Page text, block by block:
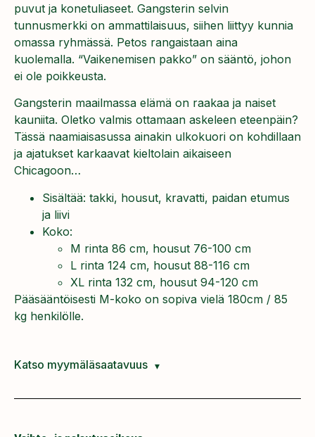
puvut ja konetuliaseet. Gangsterin selvin
tunnusmerkki on ammattilaisuus, siihen liittyy kunnia
omassa ryhmässä. Petos rangaistaan aina
kuolemalla. “Vaikenemisen pakko” on sääntö, johon
ei ole poikkeusta.
Gangsterin maailmassa elämä on raakaa ja naiset
kauniita. Oletko valmis ottamaan askeleen eteenpäin?
Tässä naamiaisasussa ainakin ulkokuori on kohdillaan
ja ajatukset karkaavat kieltolain aikaiseen
Chicagoon…
Sisältää: takki, housut, kravatti, paidan etumus
ja liivi
Koko:
M rinta 86 cm, housut 76-100 cm
L rinta 124 cm, housut 88-116 cm
XL rinta 132 cm, housut 94-120 cm
Pääsääntöisesti M-koko on sopiva vielä 180cm / 85
kg henkilölle.
Katso myymäläsaatavuus